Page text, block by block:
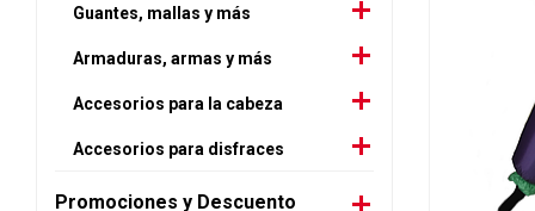
Guantes, mallas y más
Armaduras, armas y más
Accesorios para la cabeza
Accesorios para disfraces
Promociones y Descuento